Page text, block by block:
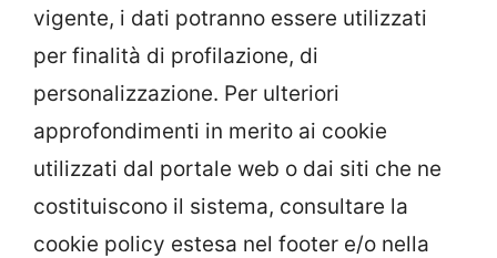
vigente, i dati potranno essere utilizzati
per finalità di profilazione, di
personalizzazione. Per ulteriori
approfondimenti in merito ai cookie
utilizzati dal portale web o dai siti che ne
costituiscono il sistema, consultare la
cookie policy estesa nel footer e/o nella